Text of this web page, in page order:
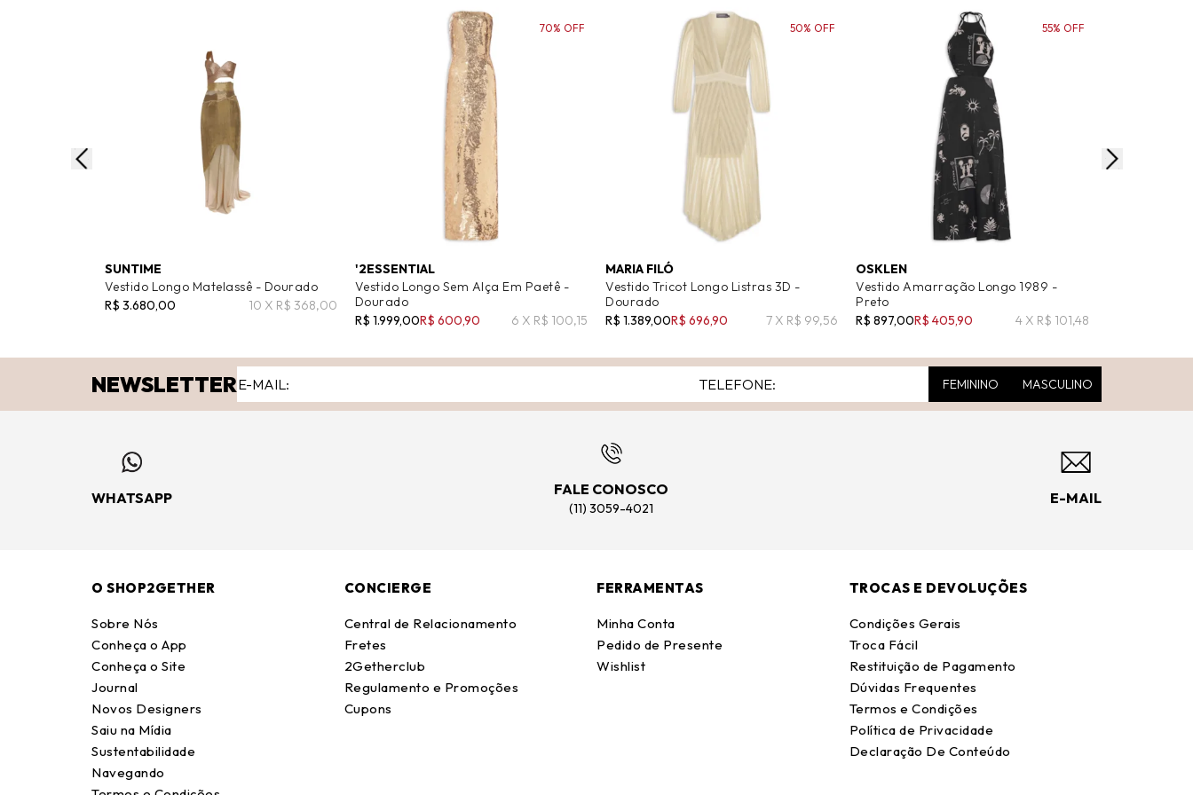
SUNTIME
Vestido Longo Matelassê - Dourado
R$ 3.680,00
10 X R$ 368,00
'2ESSENTIAL
Vestido Longo Sem Alça Em Paetê -
Dourado
R$ 1.999,00R$ 600,90 6 X R$ 100,15
70% OFF
MARIA FILÓ
Vestido Tricot Longo Listras 3D -
Dourado
R$ 1.389,00R$ 696,90 7 X R$ 99,56
50% OFF
OSKLEN
Vestido Amarração Longo 1989 -
Preto
R$ 897,00R$ 405,90 4 X R$ 101,48
55% OFF
NEWSLETTER FEMININO MASCULINO
WHATSAPP
FALE CONOSCO
(11) 3059-4021
E-MAIL
O SHOP2GETHER
Sobre Nós
Conheça o App
Conheça o Site
Journal
Novos Designers
Saiu na Mídia
Sustentabilidade
Navegando
CONCIERGE
Central de Relacionamento
Fretes
2Getherclub
Regulamento e Promoções
Cupons
FERRAMENTAS
Minha Conta
Pedido de Presente
Wishlist
TROCAS E DEVOLUÇÕES
Condições Gerais
Troca Fácil
Restituição de Pagamento
Dúvidas Frequentes
Termos e Condições
Política de Privacidade
Declaração De Conteúdo